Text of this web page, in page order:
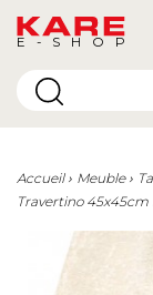
E-SHOP
Accueil Meuble
Travertino 45x45cm